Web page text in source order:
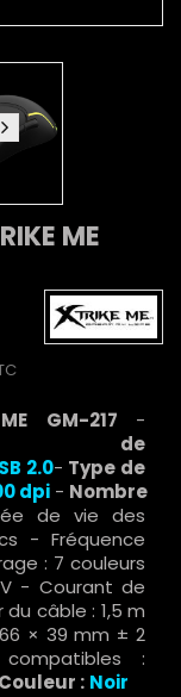
ME
GM-217 -
de
2.0- Type de
dpi - Nombre
de vie des
- Fréquence
: 7 couleurs
- Courant de
câble : 1,5 m
× 39 mm ± 2
:
Couleur : Noir